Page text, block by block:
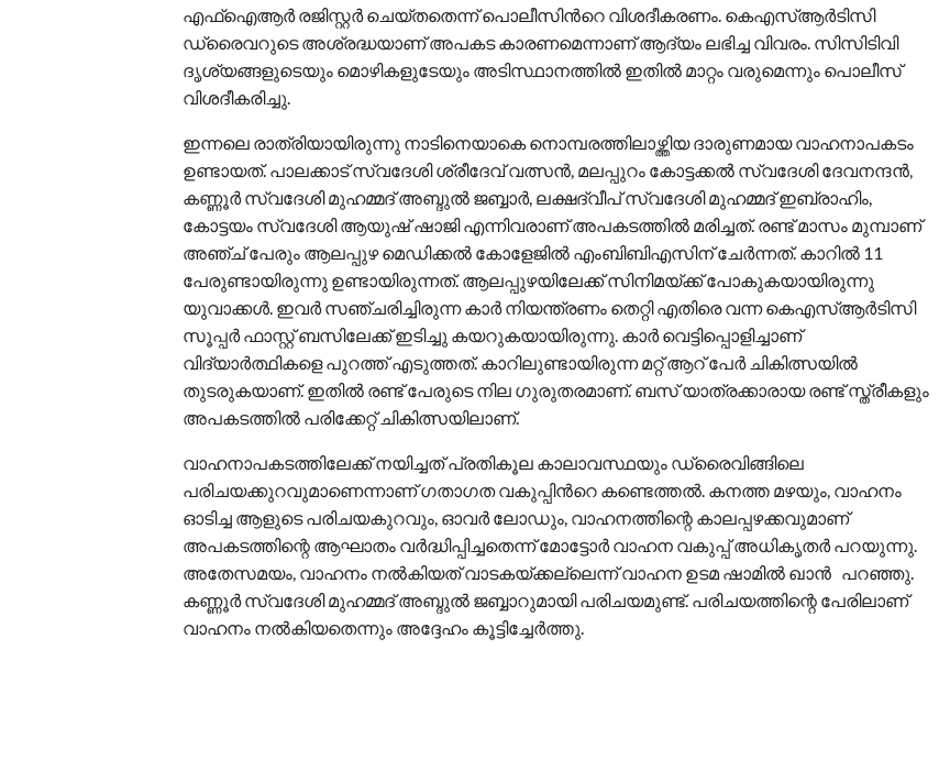
എഫ്ഐആര്‍ രജിസ്റ്റർ ചെയ്തതെന്ന് പൊലീസിന്‍റെ വിശദീകരണം. കെഎസ്ആര്‍ടിസി
ഡ്രൈവറുടെ അശ്രദ്ധയാണ് അപകട കാരണമെന്നാണ് ആദ്യം ലഭിച്ച വിവരം. സിസിടിവി
ദൃശ്യങ്ങളുടെയും മൊഴികളുടേയും അടിസ്ഥാനത്തിൽ ഇതിൽ മാറ്റം വരുമെന്നും പൊലീസ്
വിശദീകരിച്ചു.
ഇന്നലെ രാത്രിയായിരുന്നു നാടിനെയാകെ നൊമ്പരത്തിലാഴ്ത്തിയ ദാരുണമായ വാഹനാപകടം
ഉണ്ടായത്. പാലക്കാട് സ്വദേശി ശ്രീദേവ് വത്സൻ, മലപ്പുറം കോട്ടക്കൽ സ്വദേശി ദേവനന്ദൻ,
കണ്ണൂർ സ്വദേശി മുഹമ്മദ് അബ്ദുൽ ജബ്ബാർ, ലക്ഷദ്വീപ് സ്വദേശി മുഹമ്മദ് ഇബ്രാഹിം,
കോട്ടയം സ്വദേശി ആയുഷ് ഷാജി എന്നിവരാണ് അപകടത്തില്‍ മരിച്ചത്. രണ്ട് മാസം മുമ്പാണ്
അഞ്ച് പേരും ആലപ്പുഴ മെഡിക്കൽ കോളേജിൽ എംബിബിഎസിന് ചേര്‍ന്നത്. കാറിൽ 11
പേരുണ്ടായിരുന്നു ഉണ്ടായിരുന്നത്. ആലപ്പുഴയിലേക്ക് സിനിമയ്ക്ക് പോകുകയായിരുന്നു
യുവാക്കള്‍. ഇവർ സഞ്ചരിച്ചിരുന്ന കാർ നിയന്ത്രണം തെറ്റി എതിരെ വന്ന കെഎസ്ആർടിസി
സൂപ്പർ ഫാസ്റ്റ് ബസിലേക്ക് ഇടിച്ചു കയറുകയായിരുന്നു. കാർ വെട്ടിപ്പൊളിച്ചാണ്
വിദ്യാർത്ഥികളെ പുറത്ത് എടുത്തത്. കാറിലുണ്ടായിരുന്ന മറ്റ് ആറ് പേർ ചികിത്സയിൽ
തുടരുകയാണ്. ഇതിൽ രണ്ട് പേരുടെ നില ഗുരുതരമാണ്. ബസ് യാത്രക്കാരായ രണ്ട് സ്ത്രീകളും
അപകടത്തില്‍ പരിക്കേറ്റ് ചികിത്സയിലാണ്.
വാഹനാപകടത്തിലേക്ക് നയിച്ചത് പ്രതികൂല കാലാവസ്ഥയും ഡ്രൈവിങ്ങിലെ
പരിചയക്കുറവുമാണെന്നാണ് ഗതാഗത വകുപ്പിന്‍റെ കണ്ടെത്തല്‍. കനത്ത മഴയും, വാഹനം
ഓടിച്ച ആളുടെ പരിചയകുറവും, ഓവർ ലോഡും, വാഹനത്തിന്റെ കാലപ്പഴക്കവുമാണ്
അപകടത്തിന്റെ ആഘാതം വർദ്ധിപ്പിച്ചതെന്ന് മോട്ടോർ വാഹന വകുപ്പ് അധികൃതർ പറയുന്നു.
അതേസമയം, വാഹനം നൽകിയത് വാടകയ്ക്കല്ലെന്ന് വാഹന ഉടമ ഷാമിൽ ഖാൻ പറഞ്ഞു.
കണ്ണൂർ സ്വദേശി മുഹമ്മദ് അബ്ദുൽ ജബ്ബാറുമായി പരിചയമുണ്ട്. പരിചയത്തിന്റെ പേരിലാണ്
വാഹനം നൽകിയതെന്നും അദ്ദേഹം കൂട്ടിച്ചേര്‍ത്തു.